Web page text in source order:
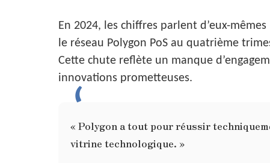
En 2024, les chiffres parlent d’eux-
le réseau Polygon PoS au quatrième
Cette chute reflète un manque
innovations prometteuses.
« Polygon a tout pour réussir
vitrine technologique. »